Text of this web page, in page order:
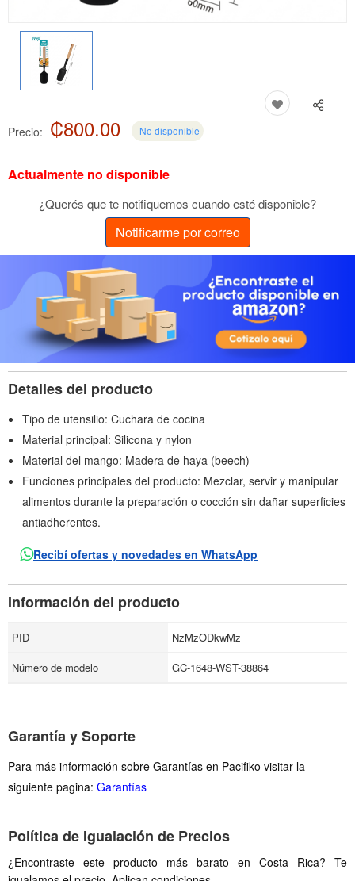
Precio: ₡800.00 No disponible
Actualmente no disponible
¿Querés que te notifiquemos cuando esté disponible?
Notificarme por correo
Detalles del producto
Tipo de utensilio: Cuchara de cocina
Material principal: Silicona y nylon
Material del mango: Madera de haya (beech)
Funciones principales del producto: Mezclar, servir y manipular
alimentos durante la preparación o cocción sin dañar superficies
antiadherentes.
Recibí ofertas y novedades en WhatsApp
Información del producto
PID
NzMzODkwMz
Número de modelo
GC-1648-WST-38864
Garantía y Soporte
Para más información sobre Garantías en Pacifiko visitar la
siguiente pagina: Garantías
Política de Igualación de Precios
¿Encontraste este producto más barato en Costa Rica? Te